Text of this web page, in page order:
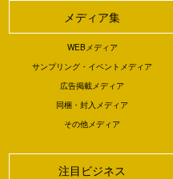
メディア集
WEBメディア
サンプリング・イベントメディア
広告掲載メディア
同梱・封入メディア
その他メディア
注目ビジネス